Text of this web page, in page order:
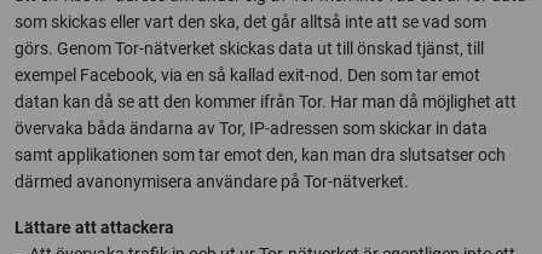
som skickas eller vart den ska, det går alltså inte att se vad som
görs. Genom Tor-nätverket skickas data ut till önskad tjänst, till
exempel Facebook, via en så kallad exit-nod. Den som tar emot
datan kan då se att den kommer ifrån Tor. Har man då möjlighet att
övervaka båda ändarna av Tor, IP-adressen som skickar in data
samt applikationen som tar emot den, kan man dra slutsatser och
därmed avanonymisera användare på Tor-nätverket.
Lättare att attackera